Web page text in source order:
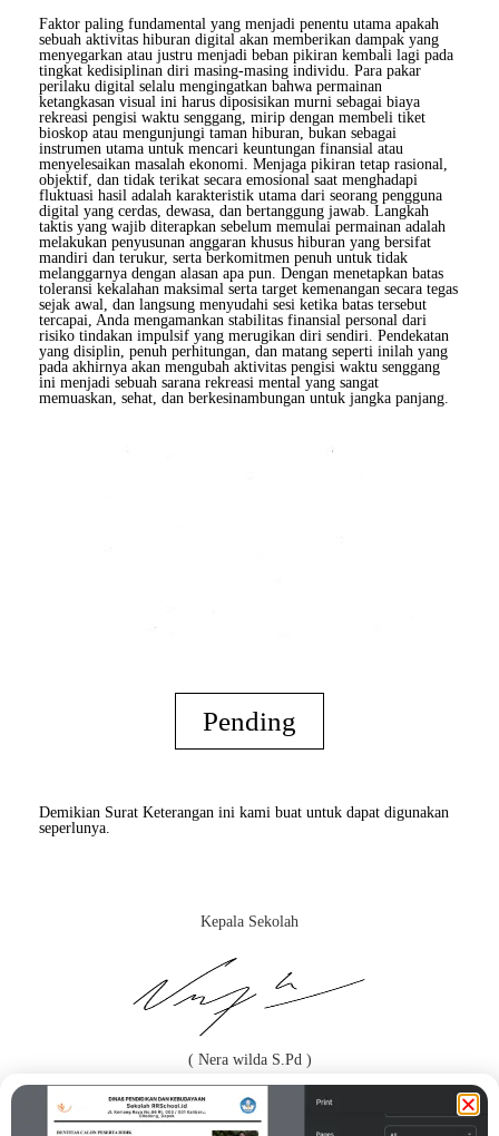
Faktor paling fundamental yang menjadi penentu utama apakah
sebuah aktivitas hiburan digital akan memberikan dampak yang
menyegarkan atau justru menjadi beban pikiran kembali lagi pada
tingkat kedisiplinan diri masing-masing individu. Para pakar
perilaku digital selalu mengingatkan bahwa permainan
ketangkasan visual ini harus diposisikan murni sebagai biaya
rekreasi pengisi waktu senggang, mirip dengan membeli tiket
bioskop atau mengunjungi taman hiburan, bukan sebagai
instrumen utama untuk mencari keuntungan finansial atau
menyelesaikan masalah ekonomi. Menjaga pikiran tetap rasional,
objektif, dan tidak terikat secara emosional saat menghadapi
fluktuasi hasil adalah karakteristik utama dari seorang pengguna
digital yang cerdas, dewasa, dan bertanggung jawab. Langkah
taktis yang wajib diterapkan sebelum memulai permainan adalah
melakukan penyusunan anggaran khusus hiburan yang bersifat
mandiri dan terukur, serta berkomitmen penuh untuk tidak
melanggarnya dengan alasan apa pun. Dengan menetapkan batas
toleransi kekalahan maksimal serta target kemenangan secara tegas
sejak awal, dan langsung menyudahi sesi ketika batas tersebut
tercapai, Anda mengamankan stabilitas finansial personal dari
risiko tindakan impulsif yang merugikan diri sendiri. Pendekatan
yang disiplin, penuh perhitungan, dan matang seperti inilah yang
pada akhirnya akan mengubah aktivitas pengisi waktu senggang
ini menjadi sebuah sarana rekreasi mental yang sangat
memuaskan, sehat, dan berkesinambungan untuk jangka panjang.
Pending
Demikian Surat Keterangan ini kami buat untuk dapat digunakan
seperlunya.
Kepala Sekolah
( Nera wilda S.Pd )
Orang Tua / Wali*